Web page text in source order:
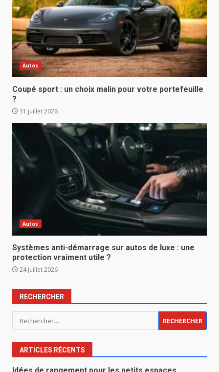
Autos
Coupé sport : un choix malin pour votre portefeuille
?
31 juillet 2026
Autos
Systèmes anti-démarrage sur autos de luxe : une
protection vraiment utile ?
24 juillet 2026
RECHERCHER
Rechercher :
ARTICLES RÉCENTS
Idées de rangement pour les petits espaces